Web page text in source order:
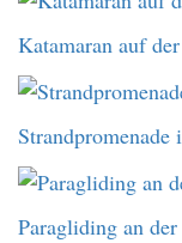
Katamaran auf
Strandpromenade
Paragliding an der